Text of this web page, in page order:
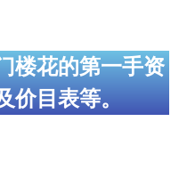
楼花的第一手资
价目表等。